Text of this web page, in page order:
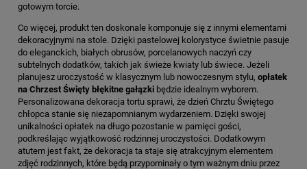
gotowym torcie.
Co więcej, produkt ten doskonale komponuje się z innymi elementami
dekoracyjnymi na stole. Dzięki pastelowej kolorystyce świetnie pasuje
do eleganckich, białych obrusów, porcelanowych naczyń czy
subtelnych dodatków, takich jak świeże kwiaty lub świece. Jeżeli
planujesz uroczystość w klasycznym lub nowoczesnym stylu, opłatek
na Chrzest Święty błękitne gałązki będzie idealnym wyborem.
Personalizowana dekoracja tortu sprawi, że dzień Chrztu Świętego
chłopca stanie się niezapomnianym wydarzeniem. Dzięki swojej
unikalności opłatek na długo pozostanie w pamięci gości,
podkreślając wyjątkowość rodzinnej uroczystości. Dodatkowym
atutem jest fakt, że dekoracja ta staje się atrakcyjnym elementem
zdjęć rodzinnych, które będą przypominały o tym ważnym dniu przez